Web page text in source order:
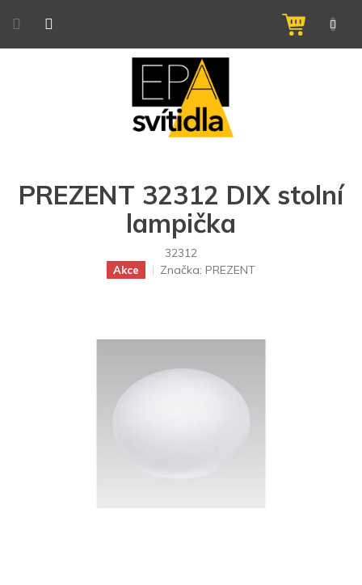
NÁKUPNÍ
KOŠÍK
PREZENT 32312 DIX stolní
lampička
32312
Akce Značka: PREZENT